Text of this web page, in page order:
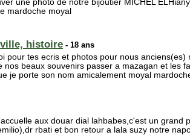
une photo de notre bijoutier MICHEL
mardoche moyal
histoire - 18 ans
pour tes ecris et photos pour nous
beaux souvenirs passer a mazagan et les
je porte son nom amicalement moyal
aux douar dial lahbabes,c'est un grand
rbati et bon retour a lala suzy notre